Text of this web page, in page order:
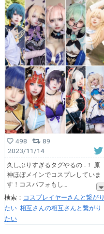
498
89
2023/11/14
久しぶりすぎるタグやるの…！ 原
神ほぼメインでコスプレしていま
す！コスパフォもし
検索： コスプレイヤーさんと繋がり
たい 相互さんの相互さんと繋がり
たい